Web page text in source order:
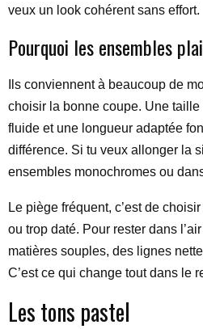
veux un look cohérent sans effort.
Pourquoi les ensembles
Ils conviennent à beaucoup de
choisir la bonne coupe. Une
fluide et une longueur adaptée
différence. Si tu veux allonger la
ensembles monochromes ou
Le piège fréquent, c’est de
ou trop daté. Pour rester dans
matières souples, des lignes
C’est ce qui change tout dans le
Les tons pastel